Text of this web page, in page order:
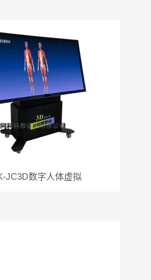
JC3D数字人体虚拟